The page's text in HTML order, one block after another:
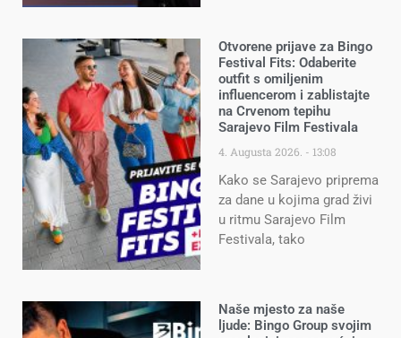
Otvorene prijave za Bingo
Festival Fits: Odaberite
outfit s omiljenim
influencerom i zablistajte
na Crvenom tepihu
Sarajevo Film Festivala
4. Augusta 2026. 13:08
Kako se Sarajevo priprema
za dane u kojima grad živi
u ritmu Sarajevo Film
Festivala, tako
Naše mjesto za naše
ljude: Bingo Group svojim